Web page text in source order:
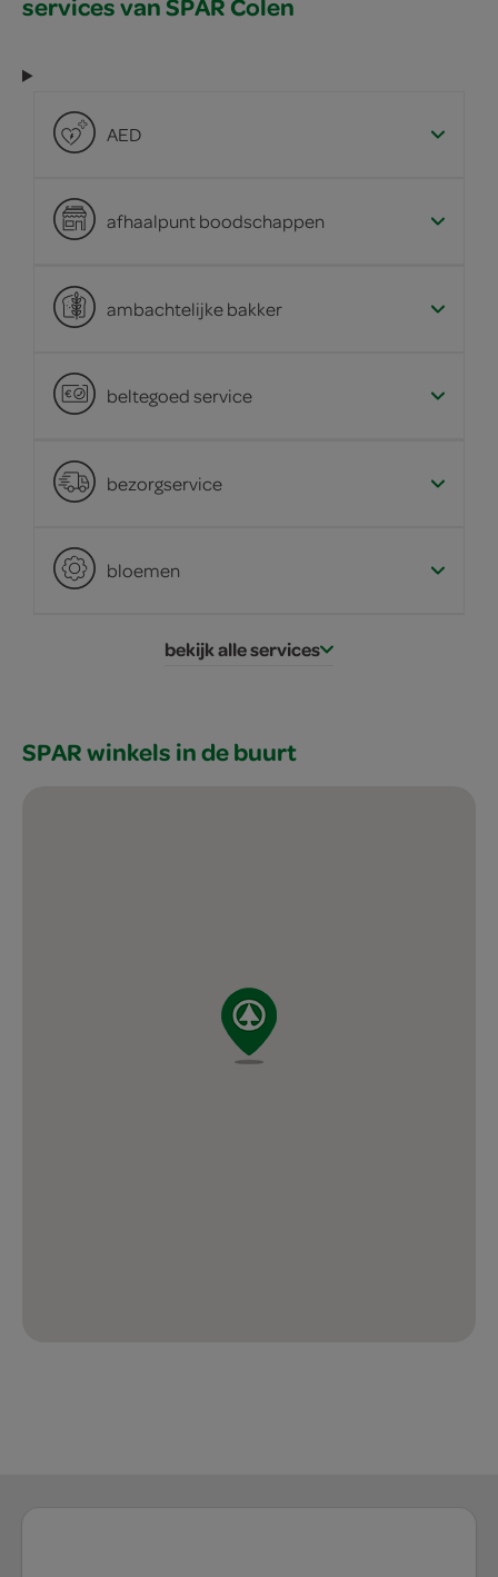
AED
afhaalpunt boodschappen
ambachtelijke bakker
beltegoed service
bezorgservice
bloemen
bekijk alle services
SPAR winkels in de buurt